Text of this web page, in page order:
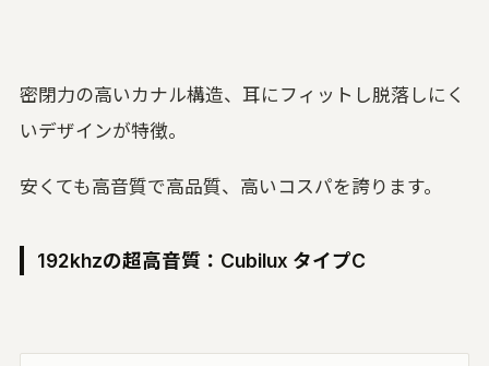
密閉力の高いカナル構造、耳にフィットし脱落しにく
いデザインが特徴。
安くても高音質で高品質、高いコスパを誇ります。
192khzの超高音質：Cubilux タイプC